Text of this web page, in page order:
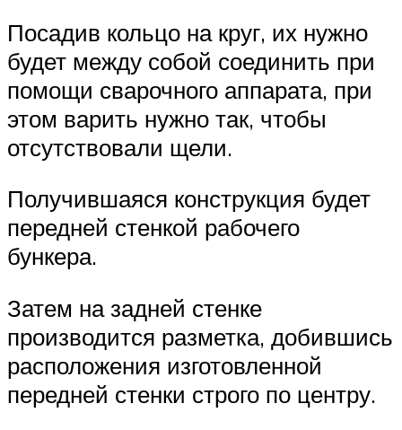
Посадив кольцо на круг, их нужно
будет между собой соединить при
помощи сварочного аппарата, при
этом варить нужно так, чтобы
отсутствовали щели.
Получившаяся конструкция будет
передней стенкой рабочего
бункера.
Затем на задней стенке
производится разметка, добившись
расположения изготовленной
передней стенки строго по центру.